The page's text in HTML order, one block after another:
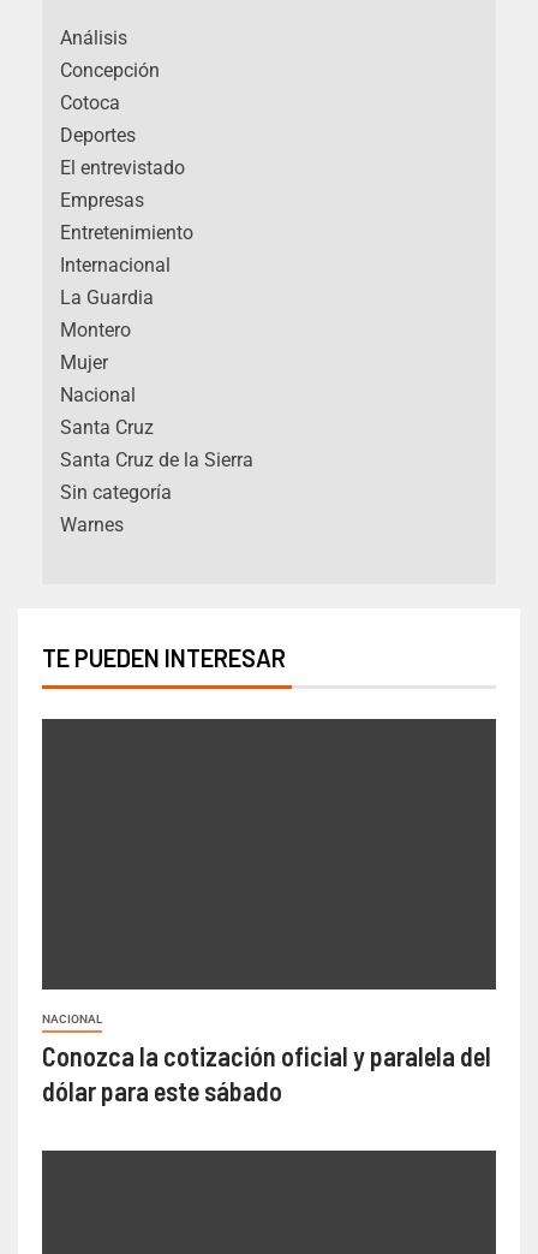
Análisis
Concepción
Cotoca
Deportes
El entrevistado
Empresas
Entretenimiento
Internacional
La Guardia
Montero
Mujer
Nacional
Santa Cruz
Santa Cruz de la Sierra
Sin categoría
Warnes
TE PUEDEN INTERESAR
NACIONAL
Conozca la cotización oficial y paralela del
dólar para este sábado